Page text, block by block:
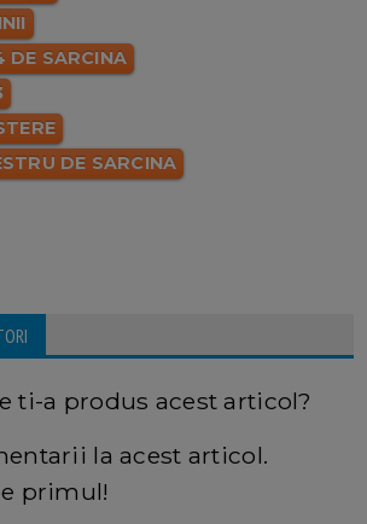
DE SARCINA
DE SARCINA
ti-a produs acest articol?
la acest articol.
primul!